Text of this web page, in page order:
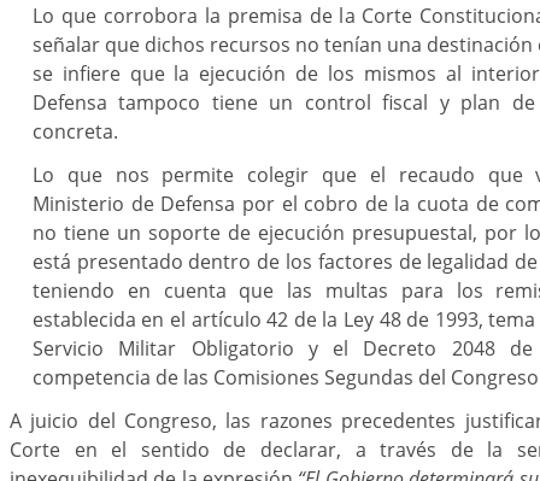
Lo que corrobora la premisa de la Corte
señalar que dichos recursos no tenían una destinación
se infiere que la ejecución de los mismos al
Defensa tampoco tiene un control fiscal y plan
concreta.
Lo que nos permite colegir que el recaudo que
Ministerio de Defensa por el cobro de la cuota de
no tiene un soporte de ejecución presupuestal, por
está presentado dentro de los factores de legalidad
teniendo en cuenta que las multas para los
establecida en el artículo 42 de la Ley 48 de 1993,
Servicio Militar Obligatorio y el Decreto 2048
competencia de las Comisiones Segundas del
A juicio del Congreso, las razones precedentes
Corte en el sentido de declarar, a través de la